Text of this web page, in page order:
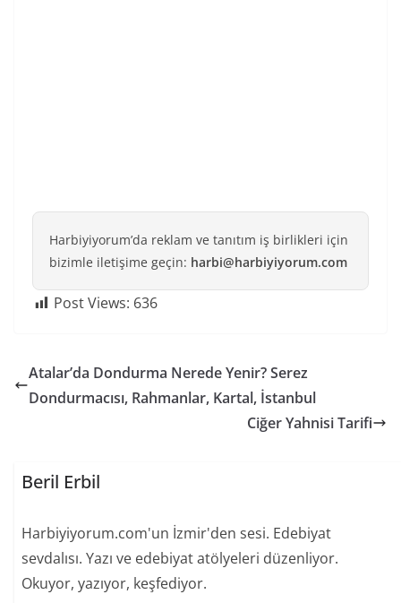
Harbiyiyorum’da reklam ve tanıtım iş birlikleri için
bizimle iletişime geçin: harbi@harbiyiyorum.com
Post Views: 636
Atalar’da Dondurma Nerede Yenir? Serez
Dondurmacısı, Rahmanlar, Kartal, İstanbul
Ciğer Yahnisi Tarifi
Beril Erbil
Harbiyiyorum.com'un İzmir'den sesi. Edebiyat
sevdalısı. Yazı ve edebiyat atölyeleri düzenliyor.
Okuyor, yazıyor, keşfediyor.